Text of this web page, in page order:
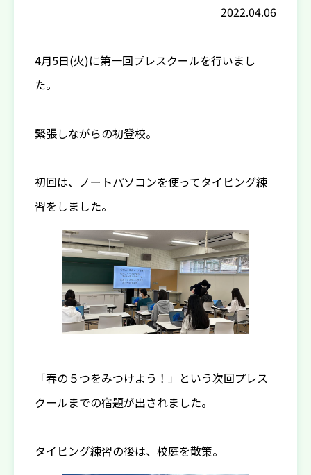
2022.04.06
4月5日(火)に第一回プレスクールを行いまし
た。
緊張しながらの初登校。
初回は、ノートパソコンを使ってタイピング練
習をしました。
「春の５つをみつけよう！」という次回プレス
クールまでの宿題が出されました。
タイピング練習の後は、校庭を散策。